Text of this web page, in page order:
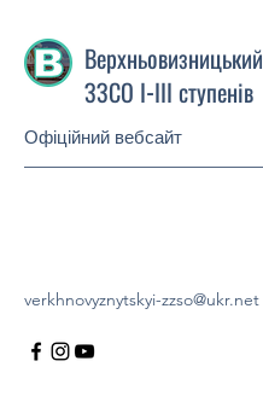
Верхньовизницький
ЗЗСО І-ІІІ ступенів
Офіційний вебсайт
verkhnovyznytskyi-zzso@ukr.net